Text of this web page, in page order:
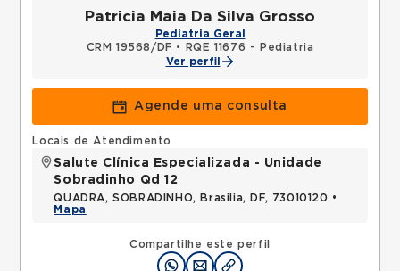
Patricia Maia Da Silva Grosso
Pediatria Geral
CRM 19568/DF •
RQE 11676 - Pediatria
Ver perfil
Agende uma consulta
Compartilhe este perfil
Locais de Atendimento
Salute Clínica Especializada - Unidade
Sobradinho Qd 12
QUADRA, SOBRADINHO, Brasilia, DF, 73010120 •
Mapa